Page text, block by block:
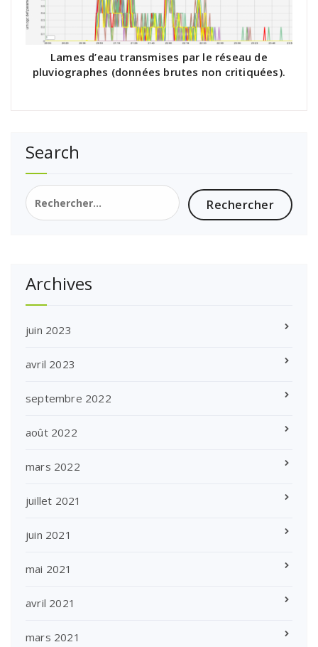
Lames d’eau transmises par le réseau de
pluviographes (données brutes non critiquées).
Search
Rechercher :
Archives
juin 2023
avril 2023
septembre 2022
août 2022
mars 2022
juillet 2021
juin 2021
mai 2021
avril 2021
mars 2021